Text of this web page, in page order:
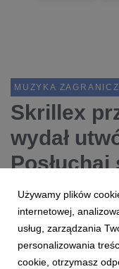
MUZYKA
Skrillex
wydał
​POSŁUCHAJ​
5 stycznia 2023
Używamy plików
internetowej,
usług, zarządzania
personalizowania
cookie, otrzymasz